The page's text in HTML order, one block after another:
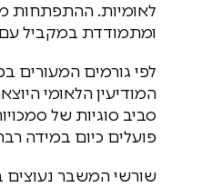
לאומיות. ההתפתחות
ומתמודדת במקביל עם
המודיעין הלאומי
סביב סוגיות של
פועלים כיום במידה